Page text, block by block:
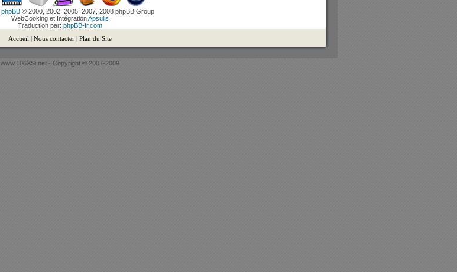
phpBB © 2000, 2002, 2005, 2007, 2008 phpBB Group
WebCooking et IntégrationApsulis
Traduction par: phpBB-fr.com
Accueil | Nous contacter| Plan du Site
www.106XSi.net - Copyright © 2007-2009